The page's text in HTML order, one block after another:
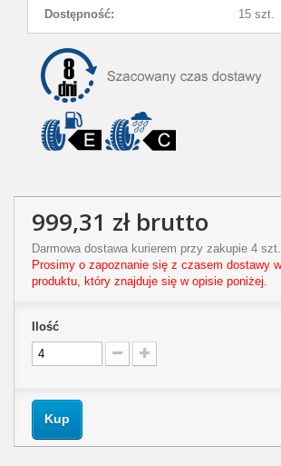
Dostępność: 15 szt.
999,31 złbrutto
Darmowa dostawa kurierem przy zakupie 4
Prosimy o zapoznanie się z czasem dostawy
produktu, który znajduje się w opisie poniżej.
Ilość
Kup